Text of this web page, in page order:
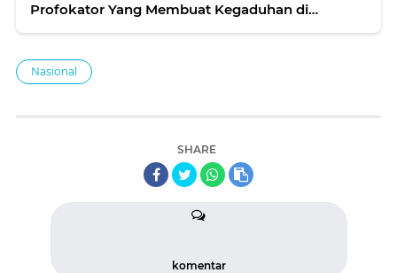
Profokator Yang Membuat Kegaduhan di
Nasional
SHARE
komentar